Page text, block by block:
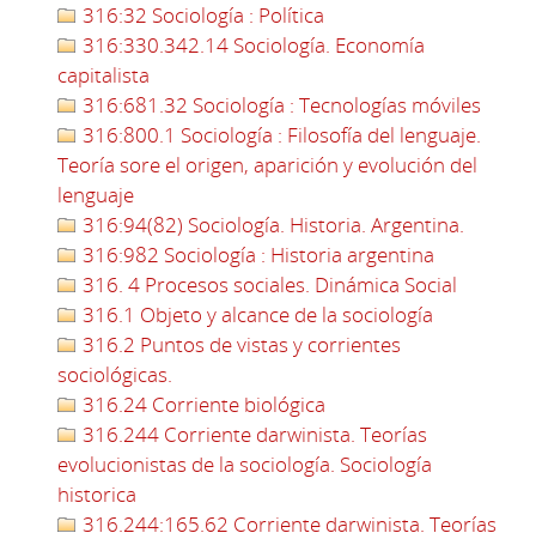
316:32 Sociología : Política
316:330.342.14 Sociología. Economía
capitalista
316:681.32 Sociología : Tecnologías móviles
316:800.1 Sociología : Filosofía del lenguaje.
Teoría sore el origen, aparición y evolución del
lenguaje
316:94(82) Sociología. Historia. Argentina.
316:982 Sociología : Historia argentina
316. 4 Procesos sociales. Dinámica Social
316.1 Objeto y alcance de la sociología
316.2 Puntos de vistas y corrientes
sociológicas.
316.24 Corriente biológica
316.244 Corriente darwinista. Teorías
evolucionistas de la sociología. Sociología
historica
316.244:165.62 Corriente darwinista. Teorías